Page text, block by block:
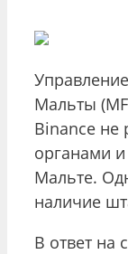
Мальты
Binance не
органами
Мальте.
наличие
В ответ на